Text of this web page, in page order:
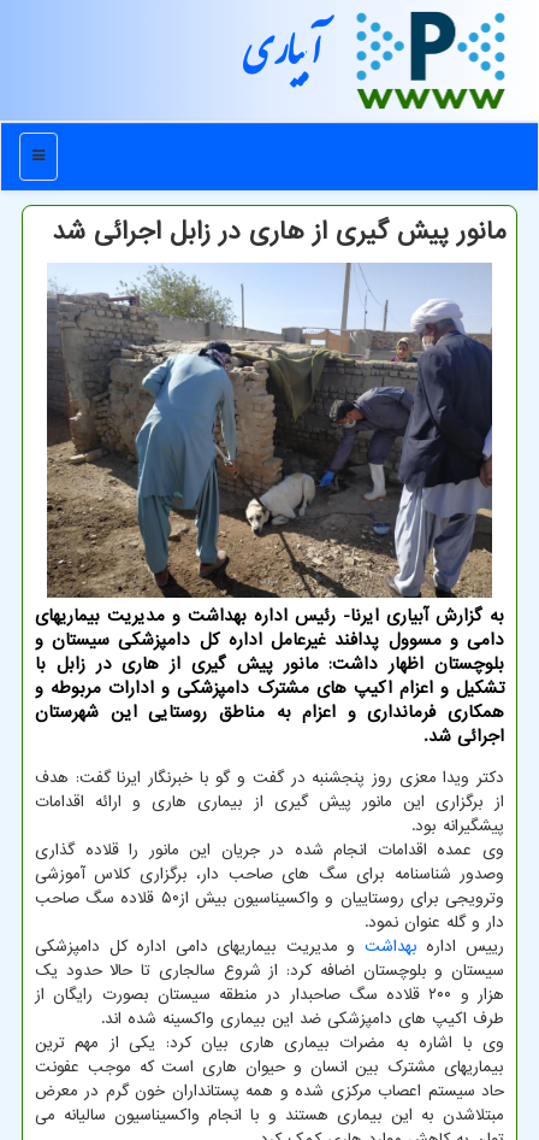
آبیاری
منو
مانور پیش گیری از هاری در زابل اجرائی شد
به گزارش آبیاری ایرنا- رئیس اداره بهداشت و مدیریت بیماریهای
دامی و مسوول پدافند غیرعامل اداره کل دامپزشکی سیستان و
بلوچستان اظهار داشت: مانور پیش گیری از هاری در زابل با
تشکیل و اعزام اکیپ های مشترک دامپزشکی و ادارات مربوطه و
همکاری فرمانداری و اعزام به مناطق روستایی این شهرستان
اجرائی شد.
دکتر ویدا معزی روز پنجشنبه در گفت و گو با خبرنگار ایرنا گفت: هدف
از برگزاری این مانور پیش گیری از بیماری هاری و ارائه اقدامات
پیشگیرانه بود.
وی عمده اقدامات انجام شده در جریان این مانور را قلاده گذاری
وصدور شناسنامه برای سگ های صاحب دار، برگزاری کلاس آموزشی
وترویجی برای روستاییان و واکسیناسیون بیش از۵۰ قلاده سگ صاحب
دار و گله عنوان نمود.
رییس اداره بهداشت و مدیریت بیماریهای دامی اداره کل دامپزشکی
سیستان و بلوچستان اضافه کرد: از شروع سالجاری تا حالا حدود یک
هزار و ۲۰۰ قلاده سگ صاحبدار در منطقه سیستان بصورت رایگان از
طرف اکیپ های دامپزشکی ضد این بیماری واکسینه شده اند.
وی با اشاره به مضرات بیماری هاری بیان کرد: یکی از مهم ترین
بیماریهای مشترک بین انسان و حیوان هاری است که موجب عفونت
حاد سیستم اعصاب مرکزی شده و همه پستانداران خون گرم در معرض
مبتلاشدن به این بیماری هستند و با انجام واکسیناسیون سالیانه می